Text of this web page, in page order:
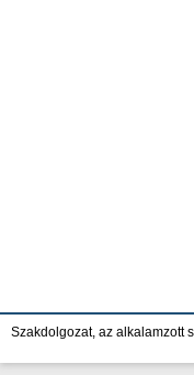
Szakdolgozat, az alkalamzott